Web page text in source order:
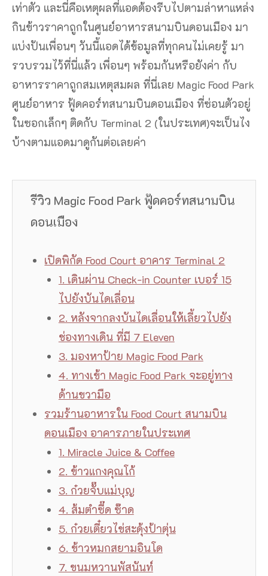
เท่าตัว และนี่คือเหตุผลที่แอดต้องรีบไปตามล่าหาแหล่ง
กินข้าวราคาถูกในศูนย์อาหารสนามบินดอนเมือง มา
แบ่งปันเพื่อนๆ วันนี้แอดได้ข้อมูลที่ทุกคนไม่เคยรู้ มา
รวบรวมไว้ที่นี่แล้ว เพื่อนๆ พร้อมกันหรือยังค่า กับ
อาหารราคาถูกสมเหตุสมผล ที่นี่เลย Magic Food Park
ศูนย์อาหาร ฟู้ดคอร์ทสนามบินดอนเมือง ที่ซ่อนตัวอยู่
ในซอกเล็กๆ ติดกับ Terminal 2 (ในประเทศ)จะเป็นไง
บ้างตามแอดมาดูกันต่อเลยค่า
รีวิว Magic Food Park ฟู้ดคอร์ทสนามบิน
ดอนเมือง
เปิดพิกัด Food Court อาคาร Terminal 2
1. เดินผ่าน Check-in Counter เบอร์ 15
ไปยังบันไดเลื่อน
2. หลังจากลงบันไดเลื่อนให้เลี้ยวไปยัง
ช่องทางเดิน ที่มี 7 Eleven
3. มองหาป้าย Magic Food Park
4. ทางเข้า Magic Food Park จะอยู่ทาง
ด้านขวามือ
รวมร้านอาหารใน Food Court สนามบิน
ดอนเมือง อาคารภายในประเทศ
1. Miracle Juice & Coffee
2. ข้าวแกงคุณโก้
3. ก๋วยจั๊บแม่บุญ
4. ส้มตำซี๊ด ซ๊าด
5. ก๋วยเตี๋ยวไข่สะดุ้งป้าตุ่น
6. ข้าวหมกสยามอินโด
7. ขนมหวานพัสนันท์